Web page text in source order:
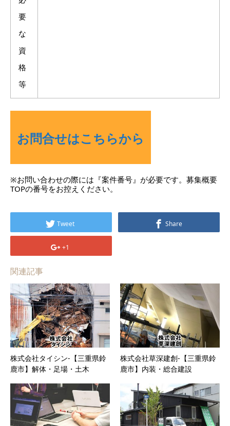
要
な
資
格
等
お問合せはこちらから
※お問い合わせの際には『案件番号』が必要です。募集概要
TOPの番号をお控えください。
Tweet Share
+1
関連記事
株式会社タイシン-【三重県鈴
鹿市】解体・足場・土木
株式会社草深建創-【三重県鈴
鹿市】内装・総合建設